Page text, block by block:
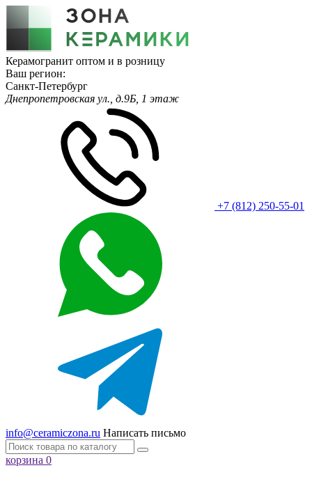
Керамогранит оптом и в розницу
Ваш регион:
Санкт-Петербург
Днепропетровская ул., д.9Б, 1 этаж
+7 (812) 250-55-01
info@ceramiczona.ru Написать письмо
корзина 0